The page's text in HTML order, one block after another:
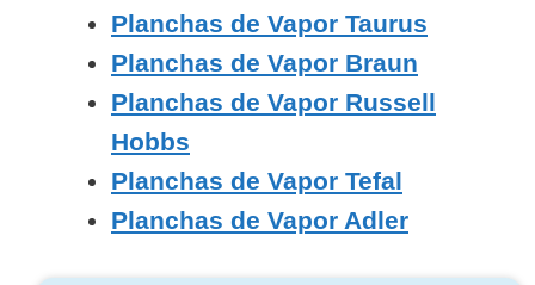
Planchas de Vapor Taurus
Planchas de Vapor Braun
Planchas de Vapor Russell
Hobbs
Planchas de Vapor Tefal
Planchas de Vapor Adler